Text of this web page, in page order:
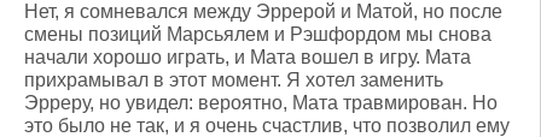
Нет, я сомневался между Эррерой и Матой, но после
смены позиций Марсьялем и Рэшфордом мы снова
начали хорошо играть, и Мата вошел в игру. Мата
прихрамывал в этот момент. Я хотел заменить
Эрреру, но увидел: вероятно, Мата травмирован. Но
это было не так, и я очень счастлив, что позволил ему